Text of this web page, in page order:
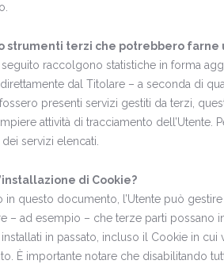
strumenti terzi che potrebbero farne
raccolgono statistiche in forma
dal Titolare – a seconda di
presenti servizi gestiti da terzi,
attività di tracciamento
servizi elencati.
di Cookie?
in questo documento, l’Utente può
– ad esempio – che terze parti possano
in passato, incluso il Cookie in
È importante notare che disabilitando